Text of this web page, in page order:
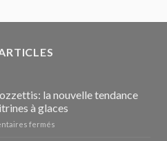
la nouvelle tendance
à glaces
fermés